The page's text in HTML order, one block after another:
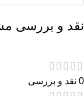
نقد و بررسی
0 نقد و بررسی